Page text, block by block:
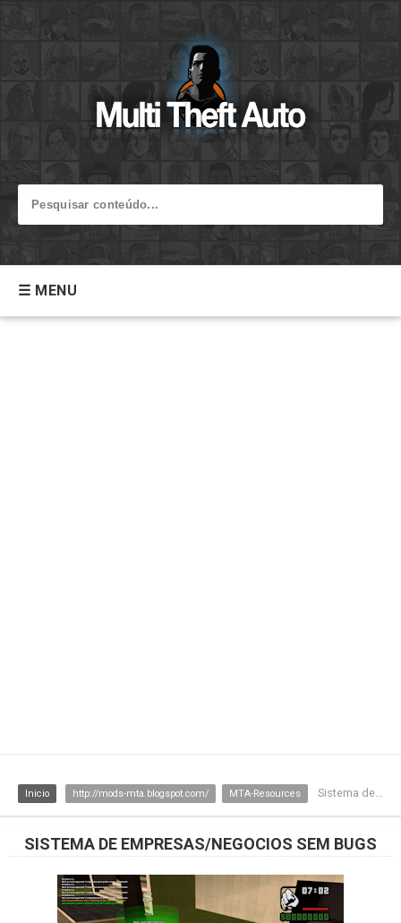
☰ MENU
Inicio http://mods-mta.blogspot.com/ MTA-Resources Sistema de empresas/negocios Sem bugs
SISTEMA DE EMPRESAS/NEGOCIOS SEM BUGS